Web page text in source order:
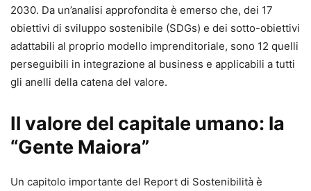
2030. Da un’analisi approfondita è emerso che, dei 17
obiettivi di sviluppo sostenibile (SDGs) e dei sotto-obiettivi
adattabili al proprio modello imprenditoriale, sono 12 quelli
perseguibili in integrazione al business e applicabili a tutti
gli anelli della catena del valore.
Il valore del capitale umano: la
“Gente Maiora”
Un capitolo importante del Report di Sostenibilità è